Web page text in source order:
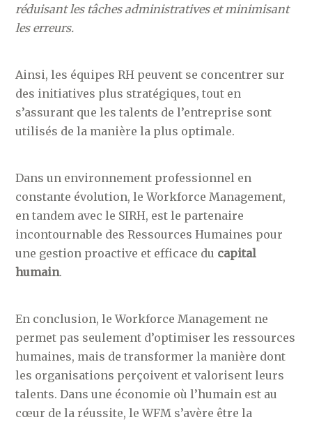
réduisant les tâches administratives et minimisant
les erreurs.
Ainsi, les équipes RH peuvent se concentrer sur
des initiatives plus stratégiques, tout en
s’assurant que les talents de l’entreprise sont
utilisés de la manière la plus optimale.
Dans un environnement professionnel en
constante évolution, le Workforce Management,
en tandem avec le SIRH, est le partenaire
incontournable des Ressources Humaines pour
une gestion proactive et efficace du capital
humain.
En conclusion, le Workforce Management ne
permet pas seulement d’optimiser les ressources
humaines, mais de transformer la manière dont
les organisations perçoivent et valorisent leurs
talents. Dans une économie où l’humain est au
cœur de la réussite, le WFM s’avère être la